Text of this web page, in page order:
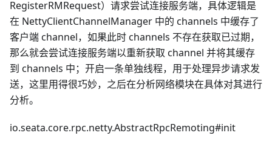
RegisterRMRequest）请求尝试连接服务端，具体逻辑是
在 NettyClientChannelManager 中的 channels 中缓存了
客户端 channel，如果此时 channels 不存在获取已过期，
那么就会尝试连接服务端以重新获取 channel 并将其缓存
到 channels 中；开启一条单独线程，用于处理异步请求发
送，这里用得很巧妙，之后在分析网络模块在具体对其进行
分析。
io.seata.core.rpc.netty.AbstractRpcRemoting#init